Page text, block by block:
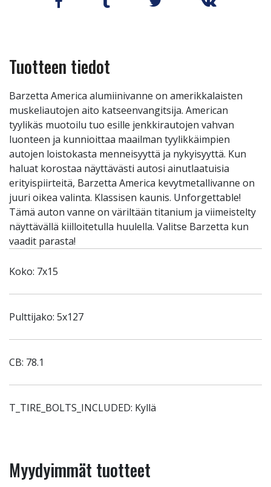
Tuotteen tiedot
Barzetta America alumiinivanne on amerikkalaisten
muskeliautojen aito katseenvangitsija. American
tyylikäs muotoilu tuo esille jenkkirautojen vahvan
luonteen ja kunnioittaa maailman tyylikkäimpien
autojen loistokasta menneisyyttä ja nykyisyyttä. Kun
haluat korostaa näyttävästi autosi ainutlaatuisia
erityispiirteitä, Barzetta America kevytmetallivanne on
juuri oikea valinta. Klassisen kaunis. Unforgettable!
Tämä auton vanne on väriltään titanium ja viimeistelty
näyttävällä kiilloitetulla huulella. Valitse Barzetta kun
vaadit parasta!
Koko: 7x15
Pulttijako: 5x127
CB: 78.1
T_TIRE_BOLTS_INCLUDED: Kyllä
Myydyimmät tuotteet